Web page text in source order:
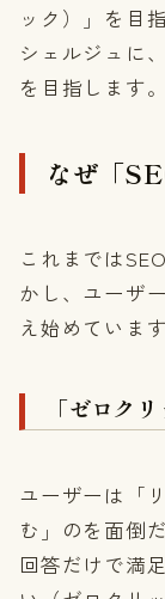
ック）」を目
シェルジュに
を目指します。
なぜ「
これまでは
かし、ユーザ
え始めています
「ゼロク
ユーザーは「
む」のを面倒
回答だけで満